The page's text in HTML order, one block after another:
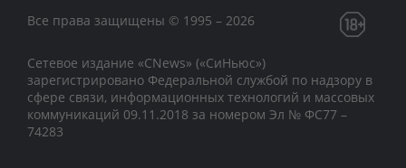
Все права защищены © 1995 – 2026
Сетевое издание «CNews» («СиНьюс»)
зарегистрировано Федеральной службой по надзору в
сфере связи, информационных технологий и массовых
коммуникаций 09.11.2018 за номером Эл № ФС77 –
74283